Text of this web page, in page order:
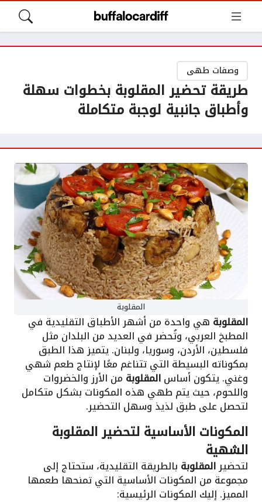
وصفات طهى
طريقة تحضير المقلوبة بخطوات سهلة
وأطباق جانبية لوجبة متكاملة
المقلوبة
المقلوبة هي واحدة من أشهر الأطباق التقليدية في
المطبخ العربي، وتُحضر في العديد من البلدان مثل
فلسطين، الأردن، وسوريا، ولبنان. يتميز هذا الطبق
بمكوناته البسيطة التي تتناغم معًا لإنتاج طعم شهي
وغني. يتكون أساسالمقلوبة من الأرز والخضروات
واللحوم، حيث يتم طهي هذه المكونات بشكل متكامل
لتحصل على طبق لذيذ وسهل التحضير.
المكونات الأساسية لتحضير المقلوبة
الشهية
لتحضيرالمقلوبة بالطريقة التقليدية، ستحتاج إلى
مجموعة من المكونات الأساسية التي تمنحها طعمها
المميز. إليك المكونات الرئيسية: